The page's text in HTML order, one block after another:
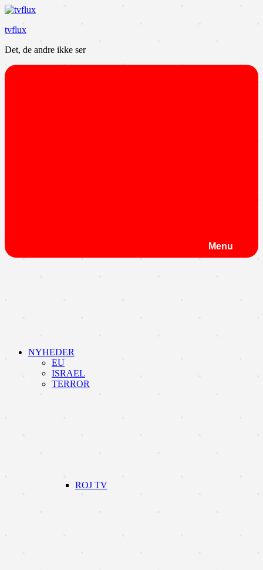
Videre
indhold
tvflux
Det, de andre ikke ser
Menu
NYHEDER
EU
ISRAEL
TERROR
ROJ TV